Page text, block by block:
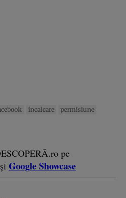
incalcare
permisiune
pe
și Google Showcase